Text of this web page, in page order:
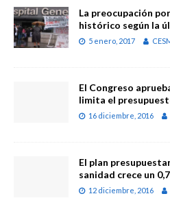
La preocupación
histórico según la
5 enero, 2017
El Congreso
limita el
16 diciembre, 2016
El plan
sanidad crece un
12 diciembre, 2016